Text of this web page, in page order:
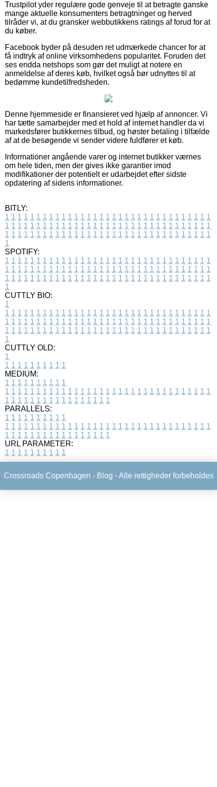
Trustpilot yder regulære gode genveje til at betragte ganske
mange aktuelle konsumenters betragtninger og herved
tilråder vi, at du gransker webbutikkens ratings af forud for at
du køber.
Facebook byder på desuden ret udmærkede chancer for at
få indtryk af online virksomhedens popularitet. Foruden det
ses endda netshops som gør det muligt at notere en
anmeldelse af deres køb, hvilket også bør udnyttes til at
bedømme kundetilfredsheden.
Denne hjemmeside er finansieret ved hjælp af annoncer. Vi
har tætte samarbejder med et hold af internet handler da vi
markedsfører butikkernes tilbud, og høster betaling i tilfælde
af at de besøgende vi sender videre fuldfører et køb.
Informationer angående varer og internet butikker værnes
om hele tiden, men der gives ikke garantier imod
modifikationer der potentielt er udarbejdet efter sidste
opdatering af sidens informationer.
BITLY:
1 1 1 1 1 1 1 1 1 1 1 1 1 1 1 1 1 1 1 1 1 1 1 1 1 1 1 1 1 1 1 1 1
1 1 1 1 1 1 1 1 1 1 1 1 1 1 1 1 1 1 1 1 1 1 1 1 1 1 1 1 1 1 1 1 1
1 1 1 1 1 1 1 1 1 1 1 1 1 1 1 1 1 1 1 1 1 1 1 1 1 1 1 1 1 1 1 1 1
1
SPOTIFY:
1 1 1 1 1 1 1 1 1 1 1 1 1 1 1 1 1 1 1 1 1 1 1 1 1 1 1 1 1 1 1 1 1
1 1 1 1 1 1 1 1 1 1 1 1 1 1 1 1 1 1 1 1 1 1 1 1 1 1 1 1 1 1 1 1 1
1 1 1 1 1 1 1 1 1 1 1 1 1 1 1 1 1 1 1 1 1 1 1 1 1 1 1 1 1 1 1 1 1
1
CUTTLY BIO:
1
1 1 1 1 1 1 1 1 1 1 1 1 1 1 1 1 1 1 1 1 1 1 1 1 1 1 1 1 1 1 1 1 1
1 1 1 1 1 1 1 1 1 1 1 1 1 1 1 1 1 1 1 1 1 1 1 1 1 1 1 1 1 1 1 1 1
1 1 1 1 1 1 1 1 1 1 1 1 1 1 1 1 1 1 1 1 1 1 1 1 1 1 1 1 1 1 1 1 1
1
CUTTLY OLD:
1
1 1 1 1 1 1 1 1 1 1
MEDIUM:
1 1 1 1 1 1 1 1 1 1
1 1 1 1 1 1 1 1 1 1 1 1 1 1 1 1 1 1 1 1 1 1 1 1 1 1 1 1 1 1 1 1 1
1 1 1 1 1 1 1 1 1 1 1 1 1 1 1 1 1
PARALLELS:
1 1 1 1 1 1 1 1 1 1
1 1 1 1 1 1 1 1 1 1 1 1 1 1 1 1 1 1 1 1 1 1 1 1 1 1 1 1 1 1 1 1 1
1 1 1 1 1 1 1 1 1 1 1 1 1 1 1 1 1
URL PARAMETER:
1 1 1 1 1 1 1 1 1 1
Crossroads Copenhagen - Blog - Alle rettigheder forbeholdes